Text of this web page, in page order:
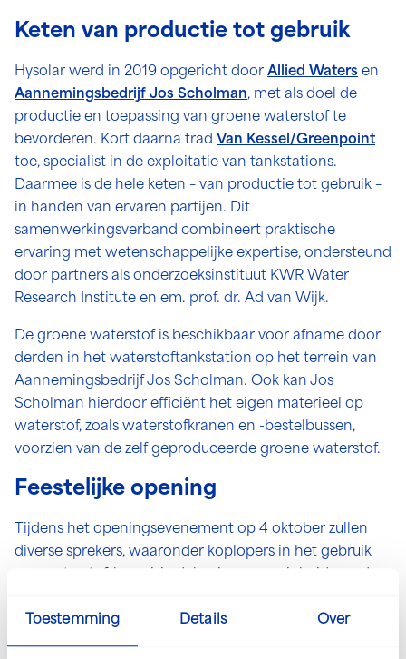
Toestemming Details Over
Keten van productie tot gebruik
Hysolar werd in 2019 opgericht door Allied Waters en
Aannemingsbedrijf Jos Scholman, met als doel de
productie en toepassing van groene waterstof te
bevorderen. Kort daarna trad Van Kessel/Greenpoint
toe, specialist in de exploitatie van tankstations.
Daarmee is de hele keten – van productie tot gebruik –
in handen van ervaren partijen. Dit
samenwerkingsverband combineert praktische
ervaring met wetenschappelijke expertise, ondersteund
door partners als onderzoeksinstituut KWR Water
Research Institute en em. prof. dr. Ad van Wijk.
De groene waterstof is beschikbaar voor afname door
derden in het waterstoftankstation op het terrein van
Aannemingsbedrijf Jos Scholman. Ook kan Jos
Scholman hierdoor efficiënt het eigen materieel op
waterstof, zoals waterstofkranen en -bestelbussen,
voorzien van de zelf geproduceerde groene waterstof.
Feestelijke opening
Tijdens het openingsevenement op 4 oktober zullen
diverse sprekers, waaronder koplopers in het gebruik
opening van de elektrolyser door de Koning, gevolgd
door een feestelijke netwerkborrel. Tijdens dit